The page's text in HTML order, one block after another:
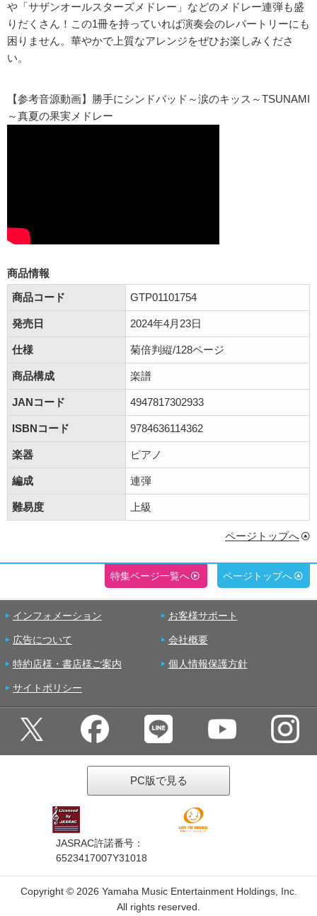
や「サザンオールスターズメドレー」などのメドレー連弾も盛
りだくさん！この1冊を持っていれば演奏会のレパートリーにも
困りません。華やかで上質なアレンジをぜひお楽しみくださ
い。
【参考音源動画】勝手にシンドバッド～涙のキッス～TSUNAMI
～真夏の果実メドレー
商品情報
商品コード
GTP01101754
発売日 2024年4月23日
仕様 菊倍判縦/128ページ
商品構成 楽譜
JANコード 4947817302933
ISBNコード 9784636114362
楽器 ピアノ
編成 連弾
難易度 上級
ページトップへ
特集ページ一覧へ ページトップへ
インフォメーション お客様サポート
広告について 会社概要
特約店様・書店様ご案内 個人情報保護方針
サイトポリシー
PC版で見る
JASRAC許諾番号：
6523417007Y31018
Copyright © 2026 Yamaha Music Entertainment Holdings, Inc.
All rights reserved.